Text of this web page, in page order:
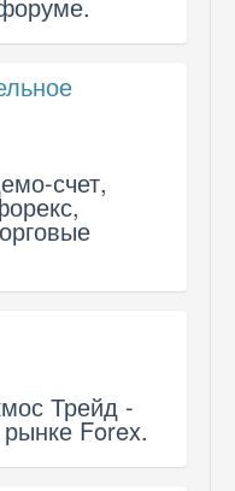
счет,
Трейд -
Forex.